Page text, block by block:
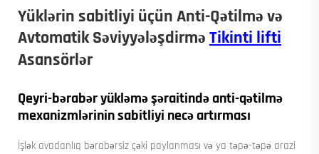
Yüklərin sabitliyi üçün Anti-Qətilmə və
Avtomatik Səviyyələşdirmə Tikinti lifti
Asansörlər
Qeyri-bərabər yükləmə şəraitində anti-qətilmə
mexanizmlərinin sabitliyi necə artırması
İşlək avadanlıq bərabərsiz çəki paylanması və ya təpə-təpə arazi